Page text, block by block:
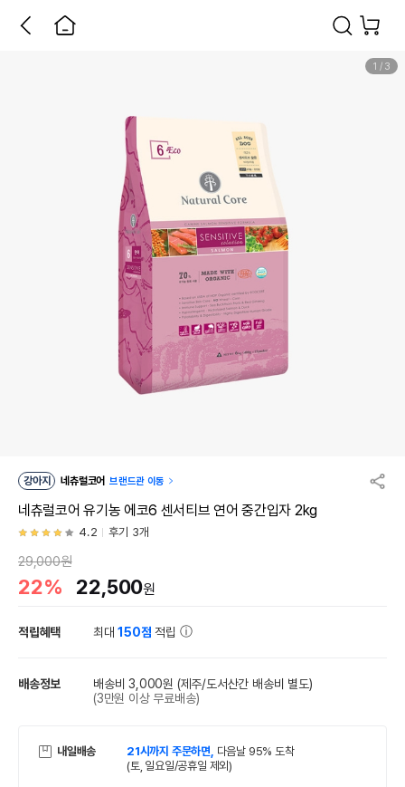
1 / 3
강아지 네츄럴코어 브랜드관 이동
네츄럴코어 유기농 에코6 센서티브 연어 중간입자 2kg
4.2 후기 3개
29,000원
22% 22,500원
적립혜택 최대150점 적립
배송정보 배송비 3,000원 (제주/도서산간 배송비 별도)
(3만원 이상 무료배송)
내일배송 21시까지 주문하면, 다음날 95% 도착
(토, 일요일/공휴일 제외)